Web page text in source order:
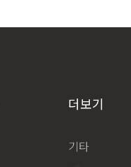
더보기
기타